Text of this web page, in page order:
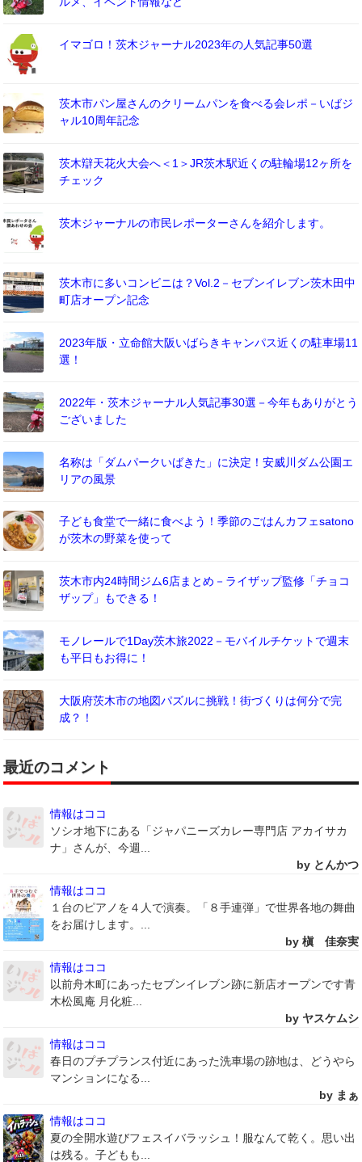
イマゴロ！茨木ジャーナル2023年の人気記事50選
茨木市パン屋さんのクリームパンを食べる会レポ－いばジ
ャル10周年記念
茨木辯天花火大会へ＜1＞JR茨木駅近くの駐輪場12ヶ所を
チェック
茨木ジャーナルの市民レポーターさんを紹介します。
茨木市に多いコンビニは？Vol.2－セブンイレブン茨木田中
町店オープン記念
2023年版・立命館大阪いばらきキャンパス近くの駐車場11
選！
2022年・茨木ジャーナル人気記事30選－今年もありがとう
ございました
名称は「ダムパークいばきた」に決定！安威川ダム公園エ
リアの風景
子ども食堂で一緒に食べよう！季節のごはんカフェsatono
が茨木の野菜を使って
茨木市内24時間ジム6店まとめ－ライザップ監修「チョコ
ザップ」もできる！
モノレールで1Day茨木旅2022－モバイルチケットで週末
も平日もお得に！
大阪府茨木市の地図パズルに挑戦！街づくりは何分で完
成？！
最近のコメント
情報はココ
ソシオ地下にある「ジャパニーズカレー専門店 アカイサカ
ナ」さんが、今週...
by とんかつ
情報はココ
１台のピアノを４人で演奏。「８手連弾」で世界各地の舞曲
をお届けします。...
by 槇 佳奈実
情報はココ
以前舟木町にあったセブンイレブン跡に新店オープンです青
木松風庵 月化粧...
by ヤスケムシ
情報はココ
春日のプチプランス付近にあった洗車場の跡地は、どうやら
マンションになる...
by まぁ
情報はココ
夏の全開水遊びフェスイバラッシュ！服なんて乾く。思い出
は残る。子どもも...